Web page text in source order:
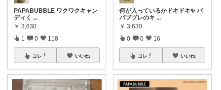
PAPABUBBLE ワクワクキャン
ディく ...
￥ 3,630
1 0 118
コレ いいね
何が入っているかドキドキ✨ パ
パブブレのキ ...
￥ 3,630
0 0 16
コレ いいね